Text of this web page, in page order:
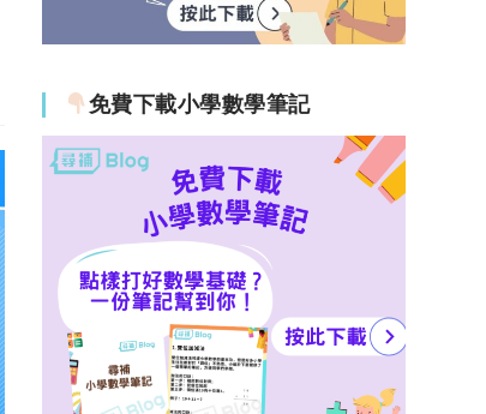
免費下載小學數學筆記